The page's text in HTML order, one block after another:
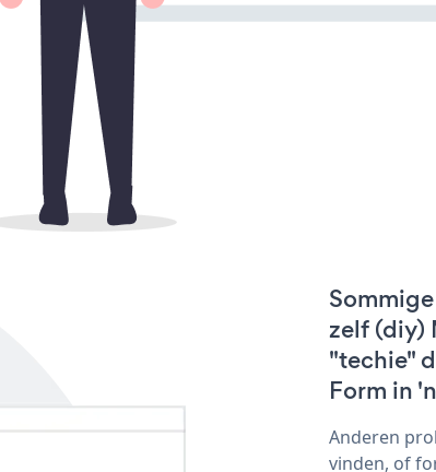
zelf (diy)
"techie"
Form in
Anderen
vinden, of